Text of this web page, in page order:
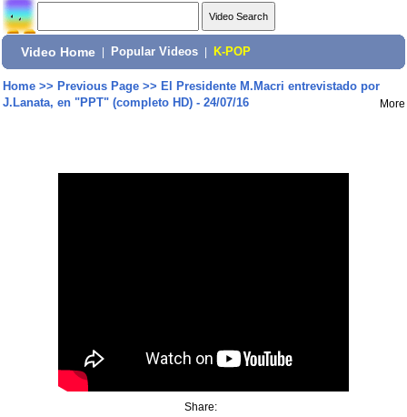
Video Home Popular Videos K-POP
Home>> Previous Page>> El Presidente M.Macri entrevistado por
J.Lanata, en "PPT" (completo HD) - 24/07/16
More
Share: